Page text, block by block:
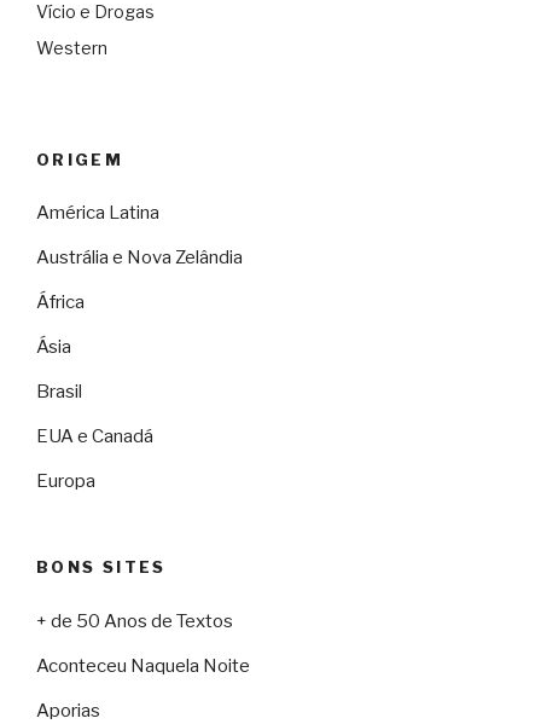
Vício e Drogas
Western
ORIGEM
América Latina
Austrália e Nova Zelândia
África
Ásia
Brasil
EUA e Canadá
Europa
BONS SITES
+ de 50 Anos de Textos
Aconteceu Naquela Noite
Aporias